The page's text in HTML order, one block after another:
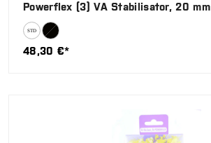
Powerflex (3) VA Stabilisator, 20 mm
48,30 €*